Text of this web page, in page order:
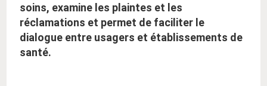
soins, examine les plaintes et les
réclamations et permet de faciliter le
dialogue entre usagers et établissements de
santé.